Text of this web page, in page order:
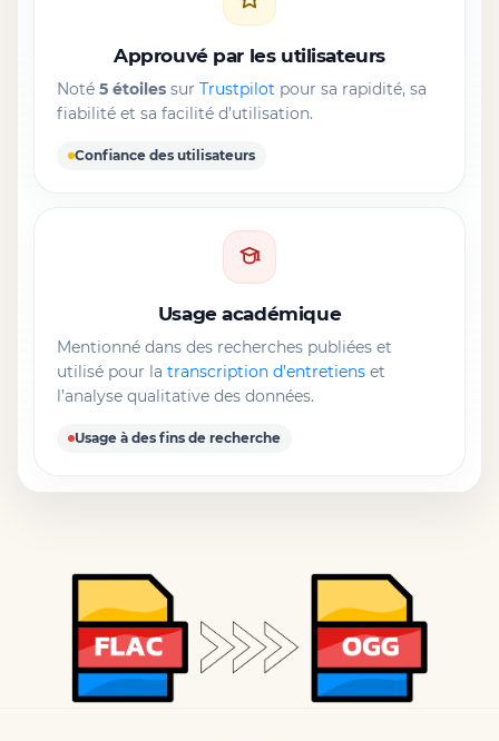
Approuvé par les utilisateurs
Noté 5 étoiles sur Trustpilot pour sa rapidité, sa
fiabilité et sa facilité d’utilisation.
Confiance des utilisateurs
Usage académique
Mentionné dans des recherches publiées et
utilisé pour la transcription d’entretiens et
l’analyse qualitative des données.
Usage à des fins de recherche